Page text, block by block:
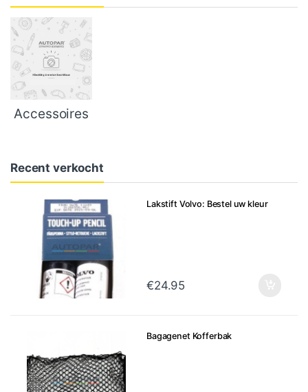
Accessoires
Recent verkocht
Lakstift Volvo: Bestel uw kleur
€24.95
Bagagenet Kofferbak